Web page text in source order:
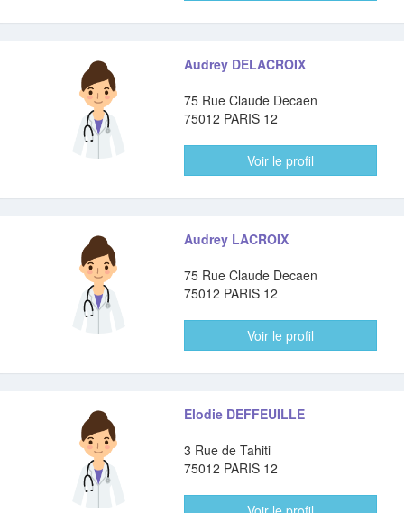
Audrey DELACROIX
75 Rue Claude Decaen
75012 PARIS 12
Voir le profil
Audrey LACROIX
75 Rue Claude Decaen
75012 PARIS 12
Voir le profil
Elodie DEFFEUILLE
3 Rue de Tahiti
75012 PARIS 12